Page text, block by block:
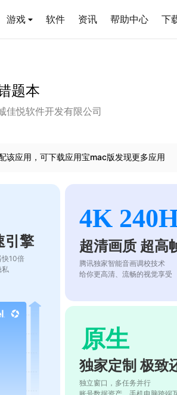
游戏 软件 资讯 帮助中心 下
题本
佳悦软件开发有限公司
该应用，可下载应用宝mac版发现更多应用
引擎
快10倍
私
4K
超清画质 超高
腾讯独家智能音画调校技术
给你更高清、流畅的视觉享受
原生
独家定制 极致
独立窗口，多任务并行